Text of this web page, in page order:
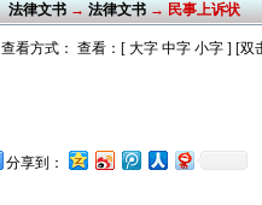
法律文书→法律文书→ 民事上诉状
查看方式： 查看：[ 大字 中字 小字] [双
分享到：